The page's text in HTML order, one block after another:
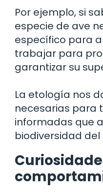
Por ejemplo, si
especie de ave
específico para
trabajar para
garantizar su
La etología nos
necesarias para
informadas que
biodiversidad